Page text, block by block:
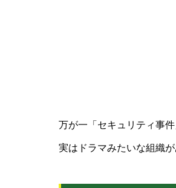
万が一「セキュリティ事
実はドラマみたいな組織が